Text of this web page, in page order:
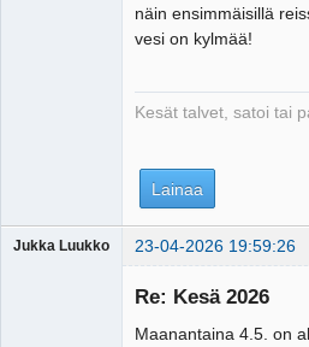
näin ensimmäisillä
vesi on kylmää!
Kesät talvet, satoi tai
Lainaa
Jukka Luukko 23-04-2026 19:59:26
Re: Kesä 2026
Maanantaina 4.5. on